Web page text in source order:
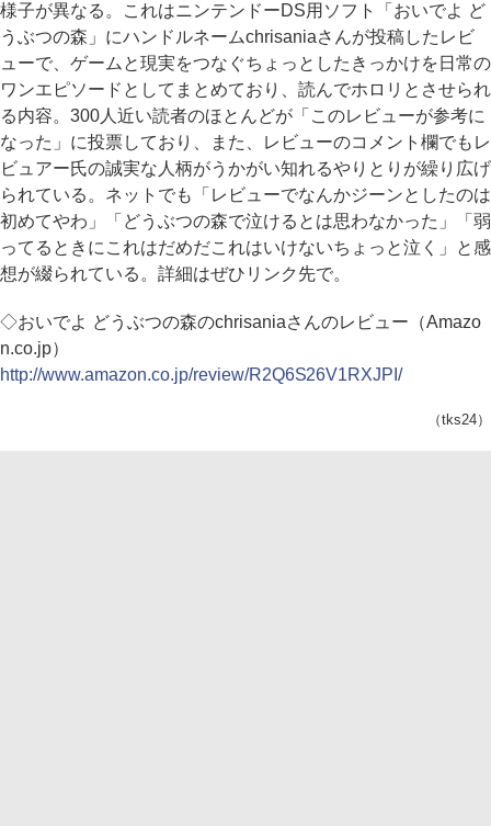
様子が異なる。これはニンテンドーDS用ソフト「おいでよ ど
うぶつの森」にハンドルネームchrisaniaさんが投稿したレビ
ューで、ゲームと現実をつなぐちょっとしたきっかけを日常の
ワンエピソードとしてまとめており、読んでホロリとさせられ
る内容。300人近い読者のほとんどが「このレビューが参考に
なった」に投票しており、また、レビューのコメント欄でもレ
ビュアー氏の誠実な人柄がうかがい知れるやりとりが繰り広げ
られている。ネットでも「レビューでなんかジーンとしたのは
初めてやわ」「どうぶつの森で泣けるとは思わなかった」「弱
ってるときにこれはだめだこれはいけないちょっと泣く」と感
想が綴られている。詳細はぜひリンク先で。
◇おいでよ どうぶつの森のchrisaniaさんのレビュー（Amazo
n.co.jp）
http://www.amazon.co.jp/review/R2Q6S26V1RXJPI/
（tks24）